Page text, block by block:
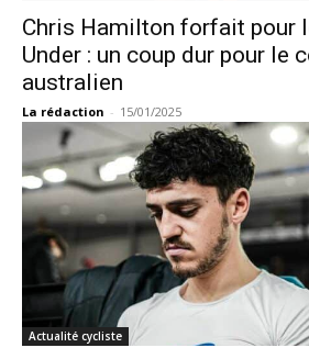
Chris Hamilton forfait pour
Under : un coup dur pour le
australien
La rédaction - 15/01/2025
Actualité cycliste